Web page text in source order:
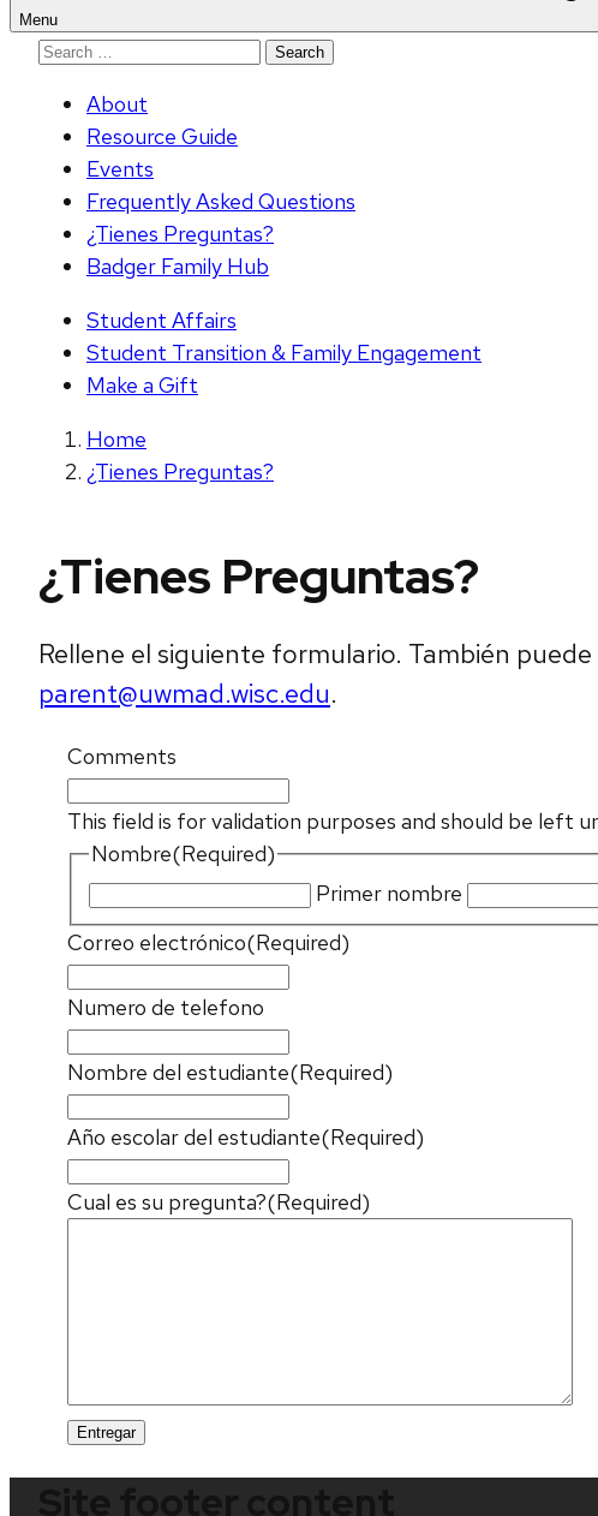
Menu
Search
About
Resource Guide
Events
Frequently Asked Questions
¿Tienes Preguntas?
Badger Family Hub
Student Affairs
Student Transition & Family Engagement
Make a Gift
Home
¿Tienes Preguntas?
¿Tienes Preguntas?
Rellene el siguiente formulario. También
parent@uwmad.wisc.edu.
Comments
This field is for validation purposes and should be left
Nombre(Required)
Primer nombre
Correo electrónico(Required)
Numero de telefono
Nombre del estudiante(Required)
Año escolar del estudiante(Required)
Cual es su pregunta?(Required)